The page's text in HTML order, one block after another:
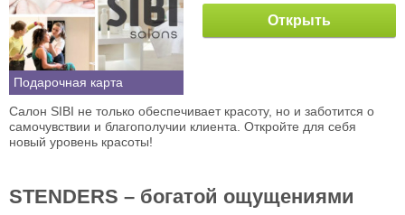
Подарочная карта
Открыть
Салон SIBI не только обеспечивает красоту, но и заботится о
самочувствии и благополучии клиента. Откройте для себя
новый уровень красоты!
STENDERS – богатой ощущениями